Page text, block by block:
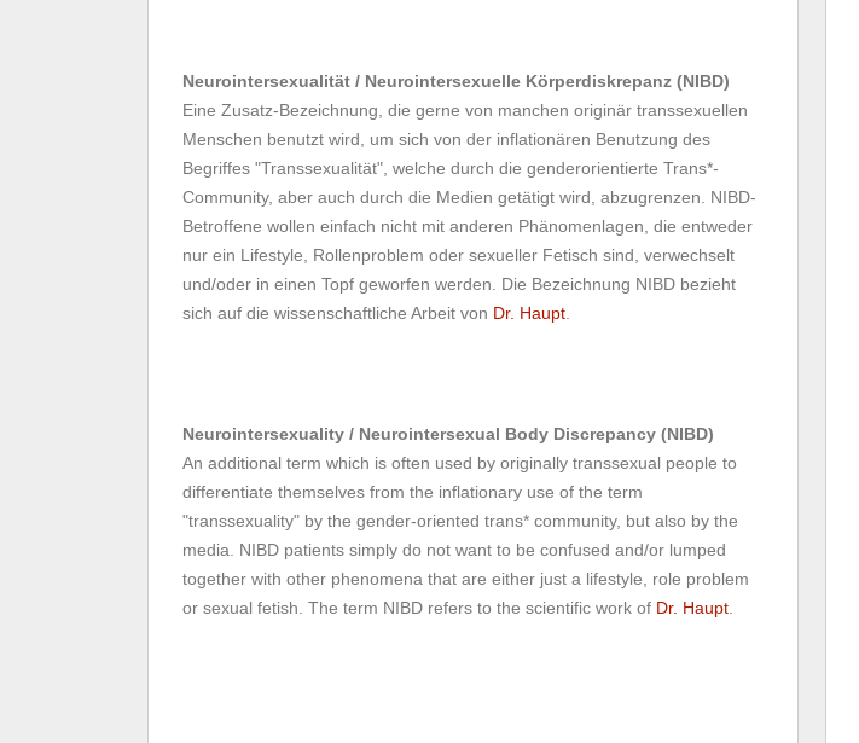
Neurointersexualität / Neurointersexuelle Körperdiskrepanz (NIBD)
Eine Zusatz-Bezeichnung, die gerne von manchen originär transsexuellen
Menschen benutzt wird, um sich von der inflationären Benutzung des
Begriffes "Transsexualität", welche durch die genderorientierte Trans*-
Community, aber auch durch die Medien getätigt wird, abzugrenzen. NIBD-
Betroffene wollen einfach nicht mit anderen Phänomenlagen, die entweder
nur ein Lifestyle, Rollenproblem oder sexueller Fetisch sind, verwechselt
und/oder in einen Topf geworfen werden. Die Bezeichnung NIBD bezieht
sich auf die wissenschaftliche Arbeit von Dr. Haupt
Neurointersexuality / Neurointersexual Body Discrepancy (NIBD)
An additional term which is often used by originally transsexual people to
differentiate themselves from the inflationary use of the term
"transsexuality" by the gender-oriented trans* community, but also by the
media. NIBD patients simply do not want to be confused and/or lumped
together with other phenomena that are either just a lifestyle, role problem
or sexual fetish. The term NIBD refers to the scientific work of Dr. Haupt